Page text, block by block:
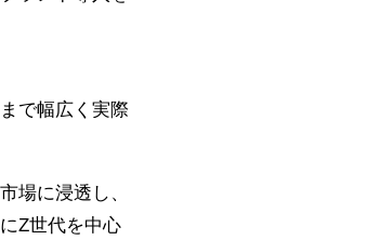
で幅広く実際
場に浸透し、
Z世代を中心